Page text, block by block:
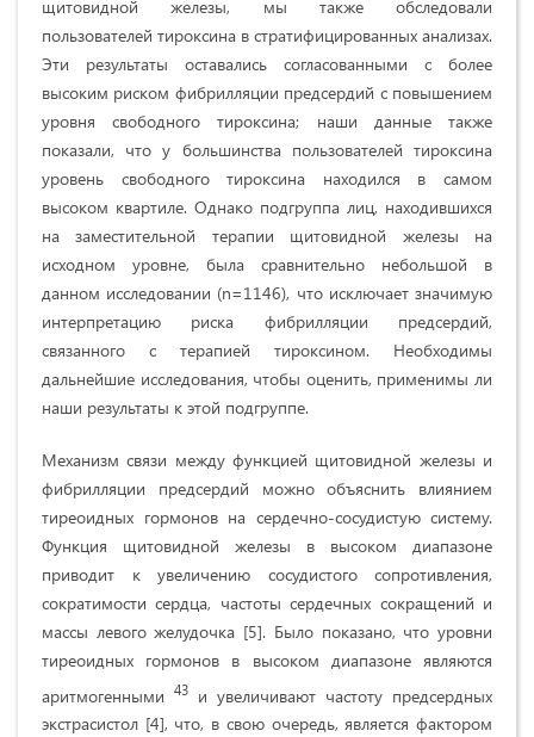
щитовидной железы, мы также обследовали
пользователей тироксина в стратифицированных анализах.
Эти результаты оставались согласованными с более
высоким риском фибрилляции предсердий с повышением
уровня свободного тироксина; наши данные также
показали, что у большинства пользователей тироксина
уровень свободного тироксина находился в самом
высоком квартиле. Однако подгруппа лиц, находившихся
на заместительной терапии щитовидной железы на
исходном уровне, была сравнительно небольшой в
данном исследовании (n=1146), что исключает значимую
интерпретацию риска фибрилляции предсердий,
связанного с терапией тироксином. Необходимы
дальнейшие исследования, чтобы оценить, применимы ли
наши результаты к этой подгруппе.
Механизм связи между функцией щитовидной железы и
фибрилляции предсердий можно объяснить влиянием
тиреоидных гормонов на сердечно-сосудистую систему.
Функция щитовидной железы в высоком диапазоне
приводит к увеличению сосудистого сопротивления,
сократимости сердца, частоты сердечных сокращений и
массы левого желудочка [5]. Было показано, что уровни
тиреоидных гормонов в высоком диапазоне являются
аритмогенными 43 и увеличивают частоту предсердных
экстрасистол [4], что, в свою очередь, является фактором